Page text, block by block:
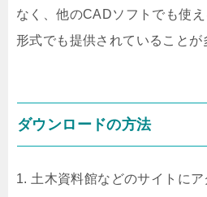
なく、他のCADソフトでも使え
形式でも提供されていることが
ダウンロードの方法
1. 土木資料館などのサイトにア